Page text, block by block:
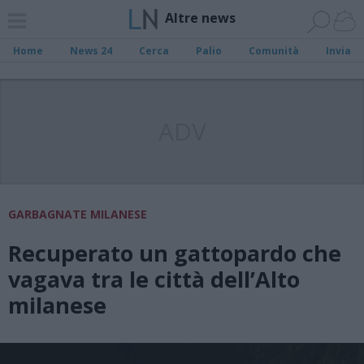
Altre news
Home News 24 Cerca Palio Comunità Invia
GARBAGNATE MILANESE
Recuperato un gattopardo che
vagava tra le città dell’Alto
milanese